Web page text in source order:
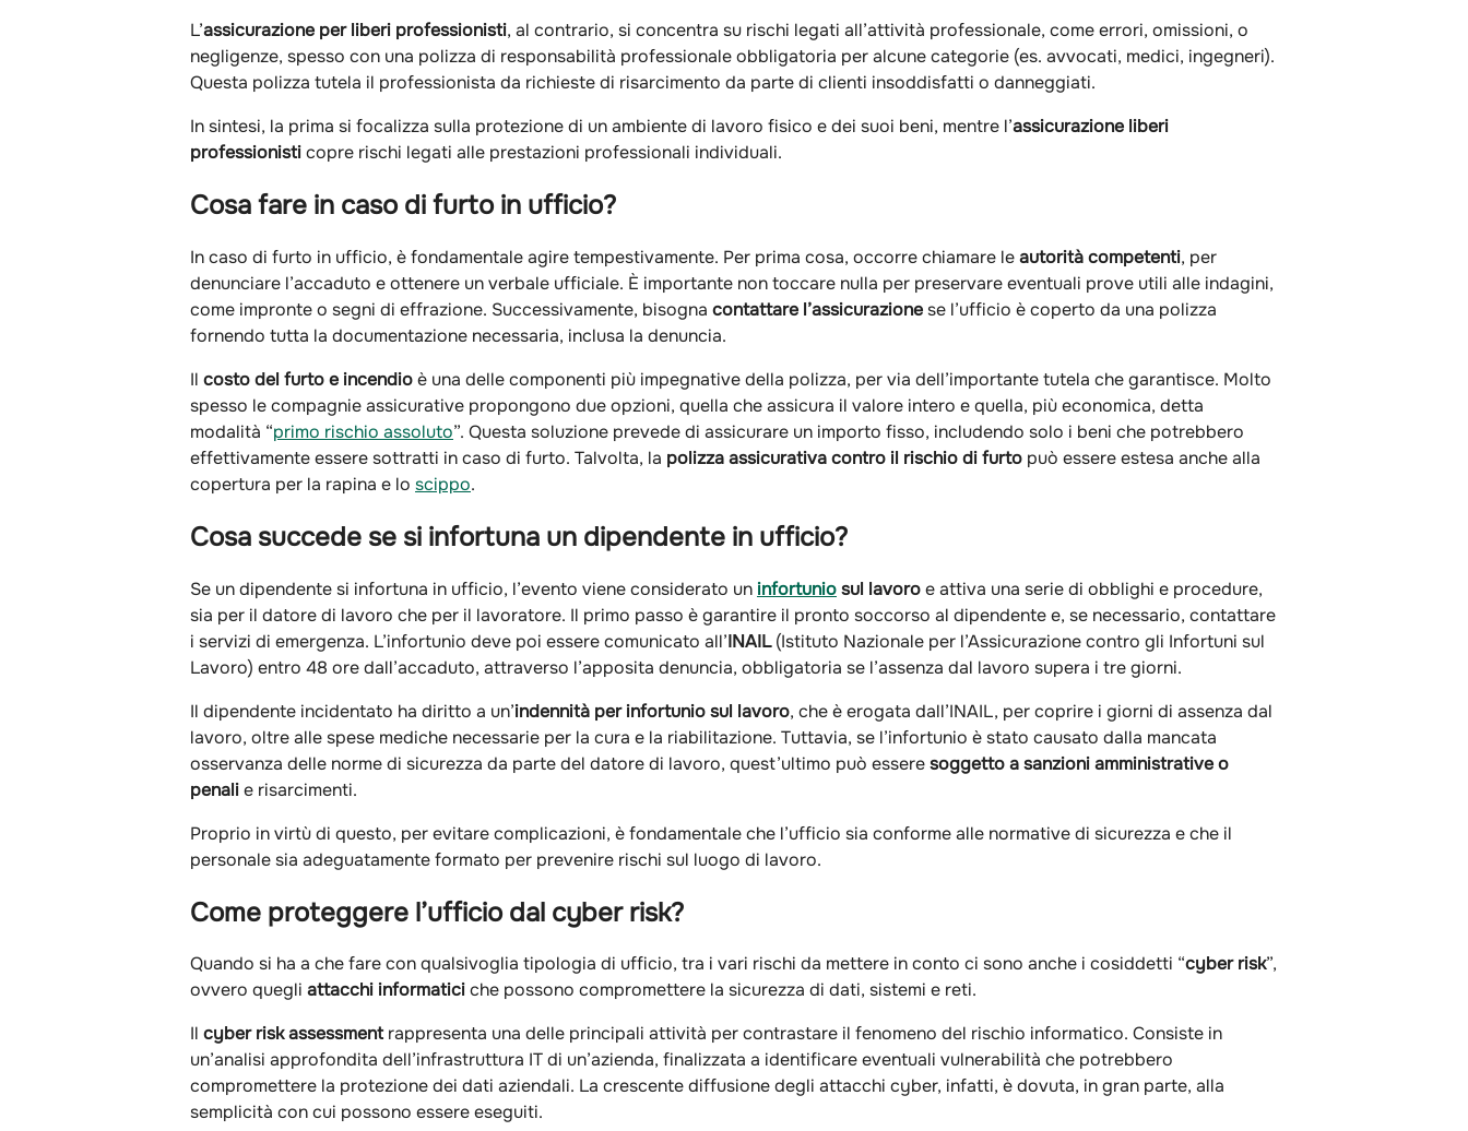
L’assicurazione per liberi professionisti, al contrario, si concentra su rischi legati all’attività professionale, come errori, omissioni, o
negligenze, spesso con una polizza di responsabilità professionale obbligatoria per alcune categorie (es. avvocati, medici, ingegneri).
Questa polizza tutela il professionista da richieste di risarcimento da parte di clienti insoddisfatti o danneggiati.
In sintesi, la prima si focalizza sulla protezione di un ambiente di lavoro fisico e dei suoi beni, mentre l’assicurazione liberi
professionisticopre rischi legati alle prestazioni professionali individuali.
Cosa fare in caso di furto in ufficio?
In caso di furto in ufficio, è fondamentale agire tempestivamente. Per prima cosa, occorre chiamare leautorità competenti, per
denunciare l’accaduto e ottenere un verbale ufficiale. È importante non toccare nulla per preservare eventuali prove utili alle indagini,
come impronte o segni di effrazione. Successivamente, bisogna contattare l’assicurazione se l’ufficio è coperto da una polizza
fornendo tutta la documentazione necessaria, inclusa la denuncia.
Il costo del furto e incendioè una delle componenti più impegnative della polizza, per via dell’importante tutela che garantisce. Molto
spesso le compagnie assicurative propongono due opzioni, quella che assicura il valore intero e quella, più economica, detta
modalità “primo rischio assoluto”. Questa soluzione prevede di assicurare un importo fisso, includendo solo i beni che potrebbero
effettivamente essere sottratti in caso di furto. Talvolta, la polizza assicurativa contro il rischio di furto può essere estesa anche alla
copertura per la rapina e lo scippo.
Cosa succede se si infortuna un dipendente in ufficio?
Se un dipendente si infortuna in ufficio, l’evento viene considerato un infortuniosul lavoroe attiva una serie di obblighi e procedure,
sia per il datore di lavoro che per il lavoratore. Il primo passo è garantire il pronto soccorso al dipendente e, se necessario, contattare
i servizi di emergenza. L’infortunio deve poi essere comunicato all’INAIL(Istituto Nazionale per l’Assicurazione contro gli Infortuni sul
Lavoro) entro 48 ore dall’accaduto, attraverso l’apposita denuncia, obbligatoria se l’assenza dal lavoro supera i tre giorni.
Il dipendente incidentato ha diritto a un’indennità per infortunio sul lavoro, che è erogata dall’INAIL, per coprire i giorni di assenza dal
lavoro, oltre alle spese mediche necessarie per la cura e la riabilitazione. Tuttavia, se l’infortunio è stato causato dalla mancata
osservanza delle norme di sicurezza da parte del datore di lavoro, quest’ultimo può esseresoggetto a sanzioni amministrative o
penalie risarcimenti.
Proprio in virtù di questo, per evitare complicazioni, è fondamentale che l’ufficio sia conforme alle normative di sicurezza e che il
personale sia adeguatamente formato per prevenire rischi sul luogo di lavoro.
Come proteggere l’ufficio dal cyber risk?
Quando si ha a che fare con qualsivoglia tipologia di ufficio, tra i vari rischi da mettere in conto ci sono anche i cosiddetti “cyber risk”,
ovvero quegli attacchi informaticiche possono compromettere la sicurezza di dati, sistemi e reti.
Il cyber risk assessmentrappresenta una delle principali attività per contrastare il fenomeno del rischio informatico. Consiste in
un’analisi approfondita dell’infrastruttura IT di un’azienda, finalizzata a identificare eventuali vulnerabilità che potrebbero
compromettere la protezione dei dati aziendali. La crescente diffusione degli attacchi cyber, infatti, è dovuta, in gran parte, alla
semplicità con cui possono essere eseguiti.